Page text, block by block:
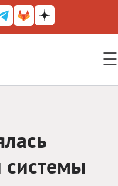
☰
почтовый ящик
Mobile
системы